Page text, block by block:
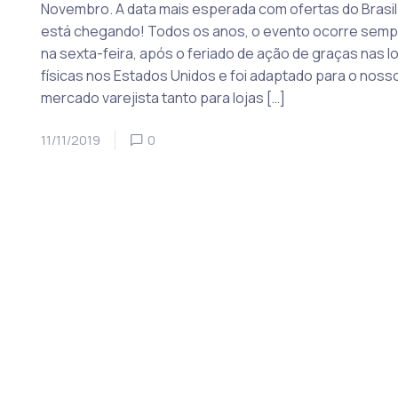
Novembro. A data mais esperada com ofertas do Brasil
está chegando! Todos os anos, o evento ocorre
na sexta-feira, após o feriado de ação de graças nas
físicas nos Estados Unidos e foi adaptado para o
mercado varejista tanto para lojas […]
11/11/2019 0